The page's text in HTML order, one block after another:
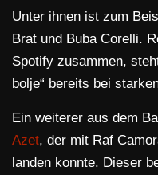
Unter ihnen ist zum
Brat und Buba Corelli.
Spotify zusammen,
bolje“ bereits bei
Ein weiterer aus dem
Azet, der mit Raf
landen konnte. Dieser